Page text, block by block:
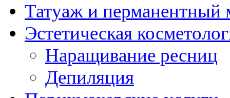
Татуаж и перманентный
Эстетическая
Наращивание ресниц
Депиляция